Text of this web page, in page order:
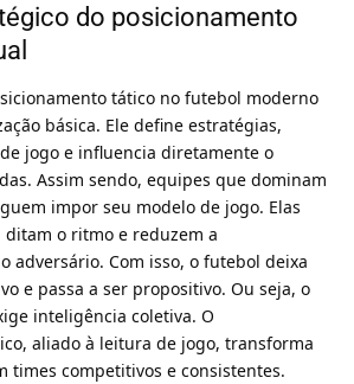
do posicionamento
tático no futebol moderno
básica. Ele define estratégias,
jogo e influencia diretamente o
Assim sendo, equipes que dominam
impor seu modelo de jogo. Elas
ditam o ritmo e reduzem a
adversário. Com isso, o futebol deixa
e passa a ser propositivo. Ou seja, o
inteligência coletiva. O
aliado à leitura de jogo, transforma
times competitivos e consistentes.